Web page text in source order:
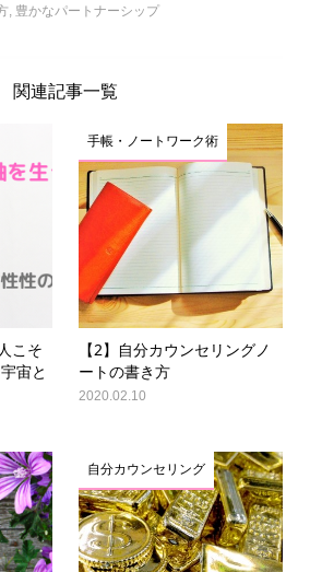
, 豊かなパートナーシップ
関連記事一覧
こそ
宙と
手帳・ノートワーク術
【2】自分カウンセリングノ
ートの書き方
2020.02.10
自分カウンセリング